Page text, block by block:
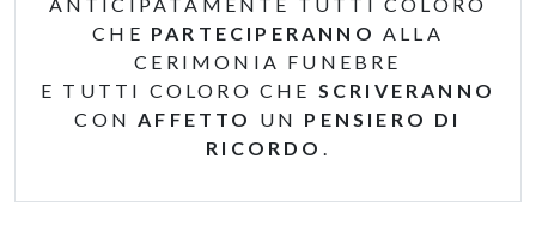
CHE PARTECIPERANNO ALLA
CERIMONIA FUNEBRE
E TUTTI COLORO CHE SCRIVERANNO
CONAFFETTO UN PENSIERO DI
RICORDO .